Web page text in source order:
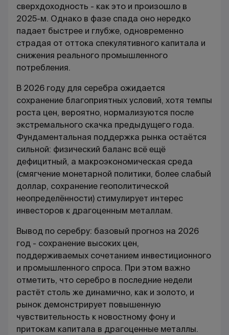
сверхдоходность - как это и произошло в
2025-м. Однако в фазе спада оно нередко
падает быстрее и глубже, одновременно
страдая от оттока спекулятивного капитала и
снижения реального промышленного
потребления.
В 2026 году для серебра ожидается
сохранение благоприятных условий, хотя темпы
роста цен, вероятно, нормализуются после
экстремального скачка предыдущего года.
Фундаментальная поддержка рынка остаётся
сильной: физический баланс всё ещё
дефицитный, а макроэкономическая среда
(смягчение монетарной политики, более слабый
доллар, сохранение геополитической
неопределённости) стимулирует интерес
инвесторов к драгоценным металлам.
Вывод по серебру: базовый прогноз на 2026
год - сохранение высоких цен,
поддерживаемых сочетанием инвестиционного
и промышленного спроса. При этом важно
отметить, что серебро в последние недели
растёт столь же динамично, как и золото, и
рынок демонстрирует повышенную
чувствительность к новостному фону и
притокам капитала в драгоценные металлы.